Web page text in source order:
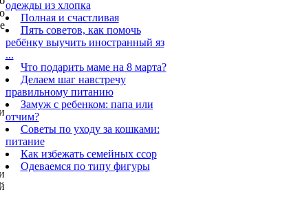
одежды из хлопка
Полная и счастливая
Пять советов, как помочь
ребёнку выучить иностранный яз
...
Что подарить маме на 8 марта?
Делаем шаг навстречу
правильному питанию
Замуж с ребенком: папа или
отчим?
Советы по уходу за кошками:
питание
Как избежать семейных ссор
Одеваемся по типу фигуры